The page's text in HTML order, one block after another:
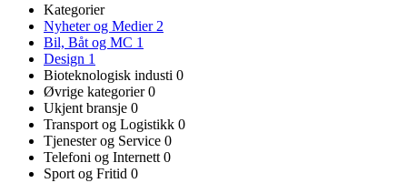
Kategorier
Nyheter og Medier 2
Bil, Båt og MC 1
Design 1
Bioteknologisk industi 0
Øvrige kategorier0
Ukjent bransje 0
Transport og Logistikk 0
Tjenester og Service 0
Telefoni og Internett 0
Sport og Fritid 0